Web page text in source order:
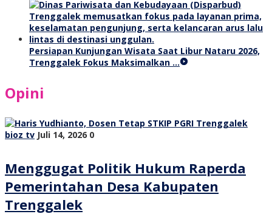
Persiapan Kunjungan Wisata Saat Libur Nataru 2026,
Trenggalek Fokus Maksimalkan …
Opini
bioz tv Juli 14, 2026 0
Menggugat Politik Hukum Raperda
Pemerintahan Desa Kabupaten
Trenggalek